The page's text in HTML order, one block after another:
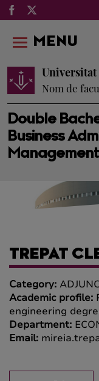
Double
Business
Nom de
MENU
TREPAT
Category:
Academic profile:
engineering
Department:
Email: